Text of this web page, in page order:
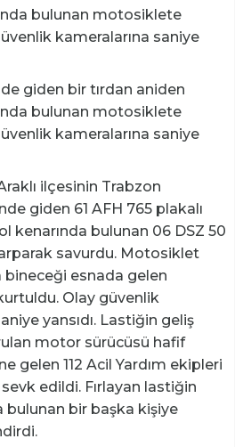
bulunan motosiklete
kameralarına saniye
giden bir tırdan aniden
bulunan motosiklete
kameralarına saniye
ilçesinin Trabzon
giden 61 AFH 765 plakalı
kenarında bulunan 06 DSZ 50
savurdu. Motosiklet
bineceği esnada gelen
Olay güvenlik
yansıdı. Lastiğin geliş
motor sürücüsü hafif
gelen 112 Acil Yardım ekipleri
edildi. Fırlayan lastiğin
bulunan bir başka kişiye